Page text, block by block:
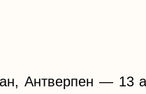
Антверпен — 13